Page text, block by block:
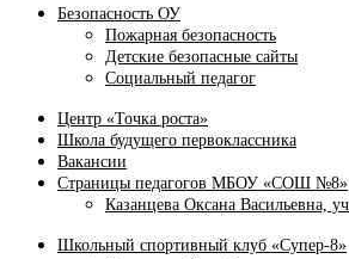
Безопасность ОУ
Пожарная безопасность
Детские безопасные сайты
Социальный педагог
Центр «Точка роста»
Школа будущего первоклассника
Вакансии
Страницы педагогов МБОУ «СОШ №8»
Казанцева Оксана Васильевна,
Школьный спортивный клуб «Супер-8»